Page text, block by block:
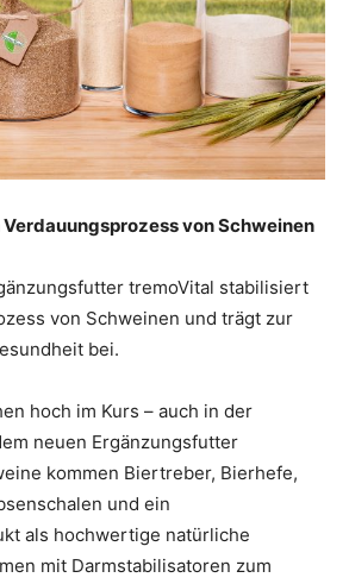
von Schweinen
tremoVital stabilisiert
von Schweinen und trägt zur
bei.
hoch im Kurs – auch in der
neuen Ergänzungsfutter
kommen Biertreber, Bierhefe,
und ein
als hochwertige natürliche
mit Darmstabilisatoren zum